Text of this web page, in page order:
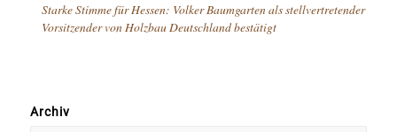
Starke Stimme für Hessen: Volker Baumgarten als stellvertretender
Vorsitzender von Holzbau Deutschland bestätigt
Archiv